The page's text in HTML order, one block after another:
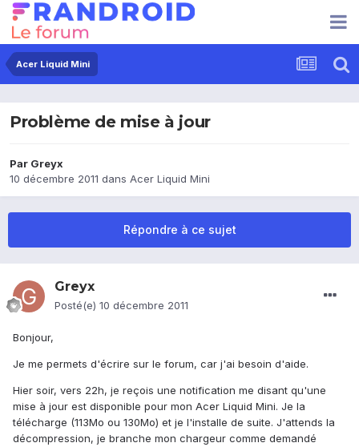
Acer Liquid Mini
Problème de mise à jour
Par Greyx
10 décembre 2011 dans Acer Liquid Mini
Répondre à ce sujet
Greyx
Posté(e) 10 décembre 2011
Bonjour,
Je me permets d'écrire sur le forum, car j'ai besoin d'aide.
Hier soir, vers 22h, je reçois une notification me disant qu'une
mise à jour est disponible pour mon Acer Liquid Mini. Je la
télécharge (113Mo ou 130Mo) et je l'installe de suite. J'attends la
décompression, je branche mon chargeur comme demandé